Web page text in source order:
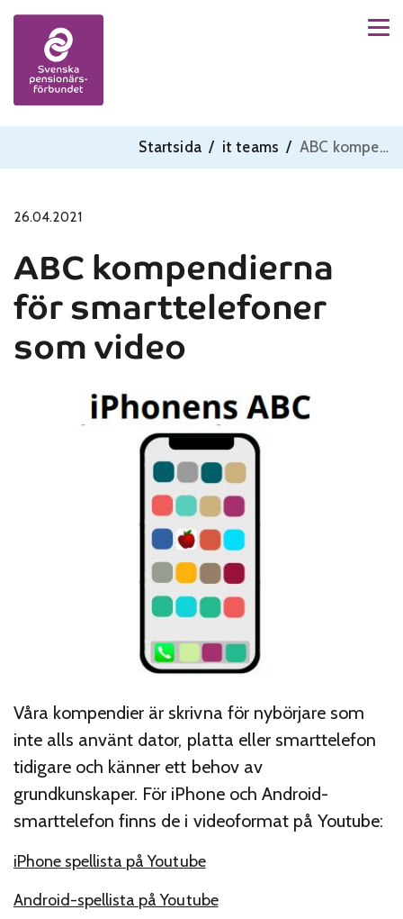
Skip to content
Startsida / it teams / ABC kompendierna för smarttelefoner som video
26.04.2021
ABC kompendierna
för smarttelefoner
som video
Våra kompendier är skrivna för nybörjare som
inte alls använt dator, platta eller smarttelefon
tidigare och känner ett behov av
grundkunskaper. För iPhone och Android-
smarttelefon finns de i videoformat på Youtube:
iPhone spellista på Youtube
Android-spellista på Youtube